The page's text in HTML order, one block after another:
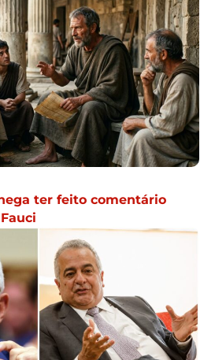
ter feito comentário